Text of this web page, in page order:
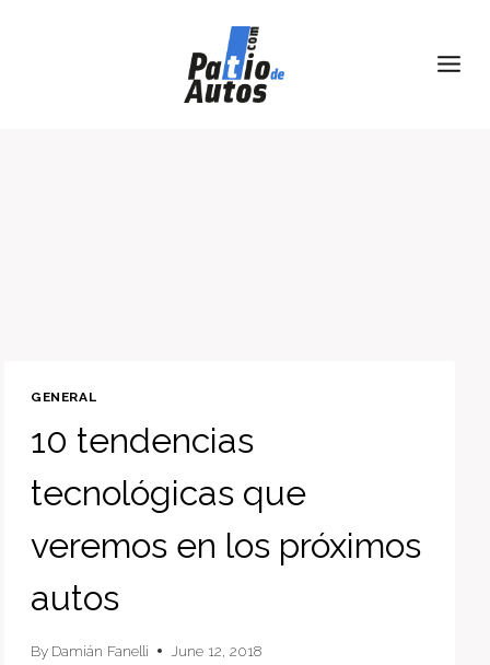
GENERAL
10 tendencias
tecnológicas que
veremos en los próximos
autos
By Damián Fanelli June 12, 2018